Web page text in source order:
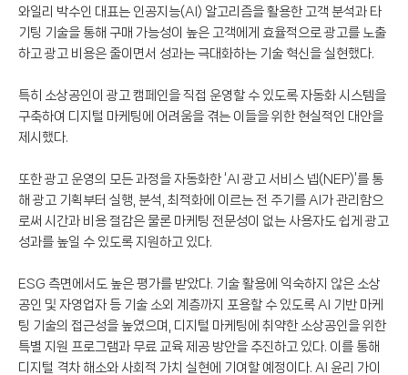
와일리 박수인 대표는 인공지능(AI) 알고리즘을 활용한 고객 분석과 타
기팅 기술을 통해 구매 가능성이 높은 고객에게 효율적으로 광고를 노출
하고 광고 비용은 줄이면서 성과는 극대화하는 기술 혁신을 실현했다.
특히 소상공인이 광고 캠페인을 직접 운영할 수 있도록 자동화 시스템을
구축하여 디지털 마케팅에 어려움을 겪는 이들을 위한 현실적인 대안을
제시했다.
또한 광고 운영의 모든 과정을 자동화한 ‘AI 광고 서비스 넵(NEP)’를 통
해 광고 기획부터 실행, 분석, 최적화에 이르는 전 주기를 AI가 관리함으
로써 시간과 비용 절감은 물론 마케팅 전문성이 없는 사용자도 쉽게 광고
성과를 높일 수 있도록 지원하고 있다.
ESG 측면에서도 높은 평가를 받았다. 기술 활용에 익숙하지 않은 소상
공인 및 자영업자 등 기술 소외 계층까지 포용할 수 있도록 AI 기반 마케
팅 기술의 접근성을 높였으며, 디지털 마케팅에 취약한 소상공인을 위한
특별 지원 프로그램과 무료 교육 제공 방안을 추진하고 있다. 이를 통해
디지털 격차 해소와 사회적 가치 실현에 기여할 예정이다. AI 윤리 가이